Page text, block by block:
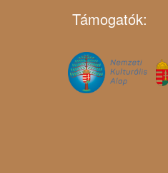
Támogatók: